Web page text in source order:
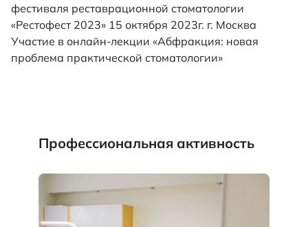
фестиваля реставрационной стоматологии
«Рестофест 2023» 15 октября 2023г. г. Москва
Участие в онлайн-лекции «Абфракция: новая
проблема практической стоматологии»
Профессиональная активность